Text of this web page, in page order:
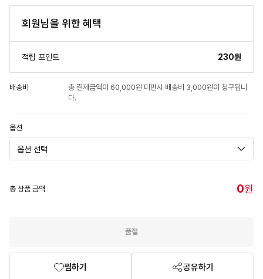
회원님을 위한 혜택
적립 포인트 230원
배송비
총 결제금액이 60,000원 미만시 배송비 3,000원이 청구됩니
다.
옵션
총 상품 금액 0원
품절
찜하기 공유하기